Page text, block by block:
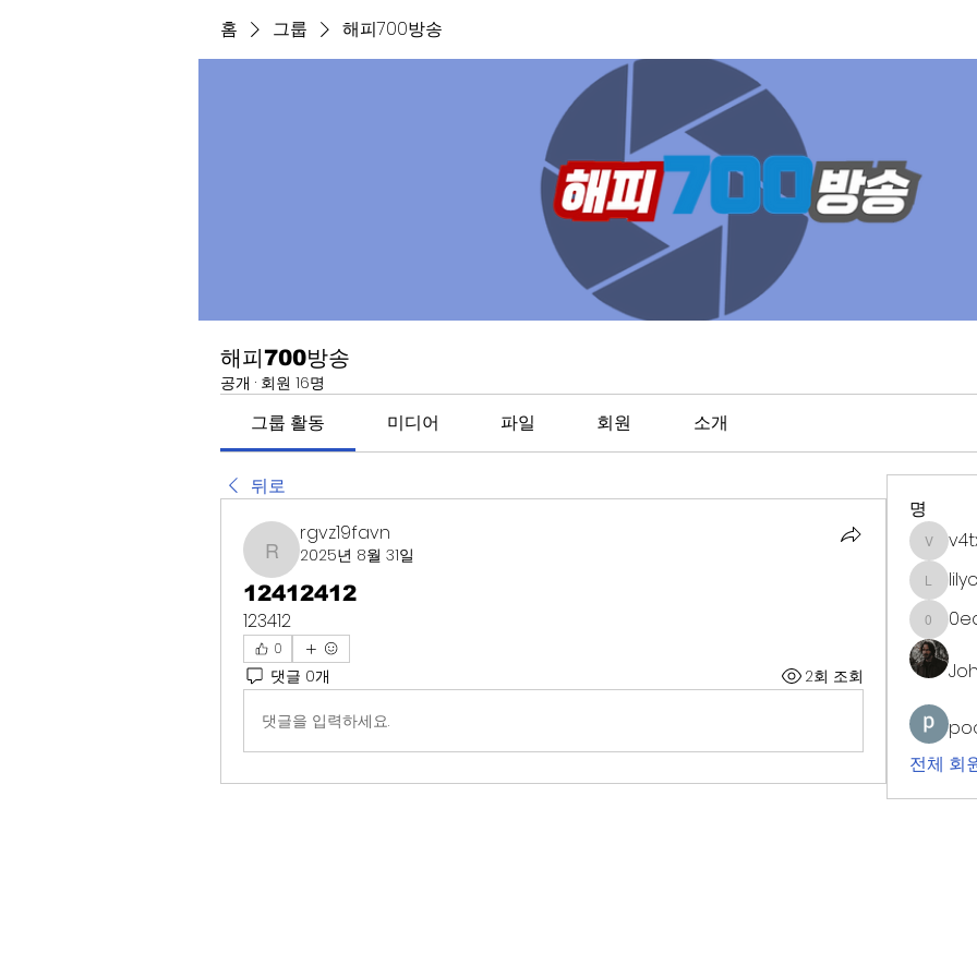
홈 그룹 해피700방송
해피700방송
공개 · 회원 16명
그룹 활동 미디어 파일 회원 소개
뒤로
rgvz19favn
rgvz19favn
2025년 8월 31일
12412412
123412
0
댓글 0개 2회 조회
댓글을 입력하세요.
명
전체 회